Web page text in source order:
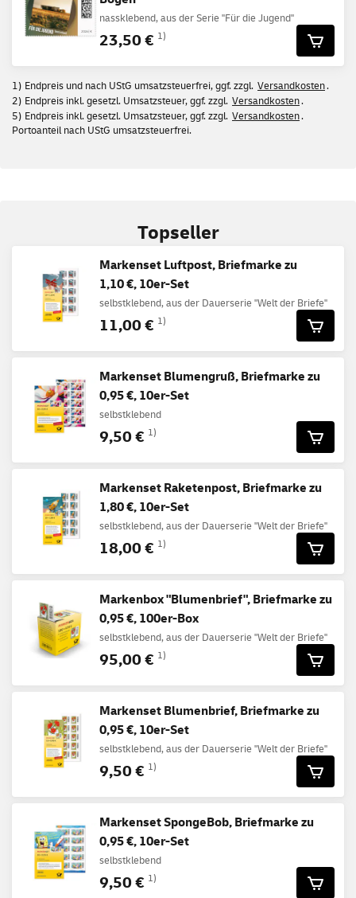
nassklebend, aus der Serie "Für die Jugend"
23,50 € 1)
1) Endpreis und nach UStG umsatzsteuerfrei, ggf. zzgl. Versandkosten.
2) Endpreis inkl. gesetzl. Umsatzsteuer, ggf. zzgl. Versandkosten.
5) Endpreis inkl. gesetzl. Umsatzsteuer, ggf. zzgl. Versandkosten.
Portoanteil nach UStG umsatzsteuerfrei.
Topseller
Markenset Luftpost, Briefmarke zu
1,10 €, 10er-Set
selbstklebend, aus der Dauerserie "Welt der Briefe"
11,00 € 1)
Markenset Blumengruß, Briefmarke zu
0,95 €, 10er-Set
selbstklebend
9,50 € 1)
Markenset Raketenpost, Briefmarke zu
1,80 €, 10er-Set
selbstklebend, aus der Dauerserie "Welt der Briefe"
18,00 € 1)
Markenbox "Blumenbrief", Briefmarke zu
0,95 €, 100er-Box
selbstklebend, aus der Dauerserie "Welt der Briefe"
95,00 € 1)
Markenset Blumenbrief, Briefmarke zu
0,95 €, 10er-Set
selbstklebend, aus der Dauerserie "Welt der Briefe"
9,50 € 1)
Markenset SpongeBob, Briefmarke zu
0,95 €, 10er-Set
selbstklebend
9,50 € 1)